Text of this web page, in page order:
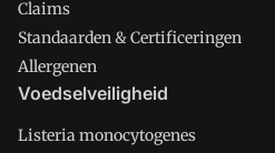
Claims
Standaarden & Certificeringen
Allergenen
Voedselveiligheid
Listeria monocytogenes